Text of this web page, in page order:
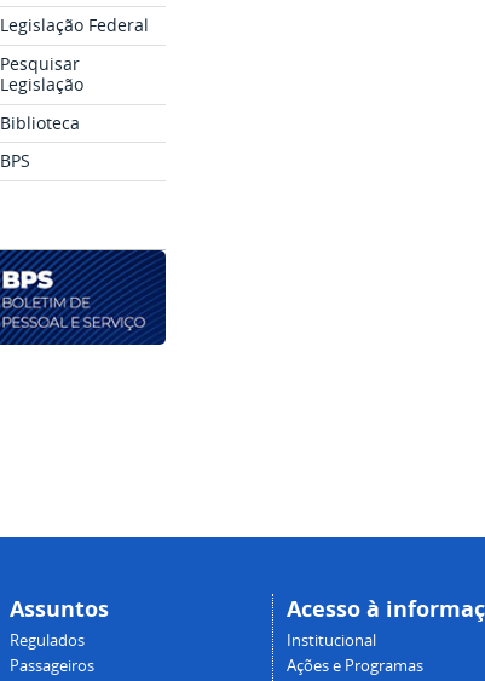
Legislação Federal
Pesquisar
Legislação
Biblioteca
BPS
Assuntos
Regulados
Passageiros
Acesso à
Institucional
Ações e Programas